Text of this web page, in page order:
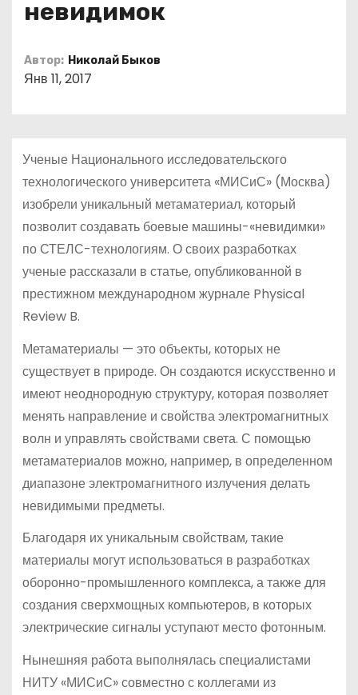
невидимок
Автор: Николай Быков
Янв 11, 2017
Ученые Национального исследовательского
технологического университета «МИСиС» (Москва)
изобрели уникальный метаматериал, который
позволит создавать боевые машины-«невидимки»
по СТЕЛС-технологиям. О своих разработках
ученые рассказали в статье, опубликованной в
престижном международном журнале Physical
Review B.
Метаматериалы — это объекты, которых не
существует в природе. Он создаются искусственно и
имеют неоднородную структуру, которая позволяет
менять направление и свойства электромагнитных
волн и управлять свойствами света. С помощью
метаматериалов можно, например, в определенном
диапазоне электромагнитного излучения делать
невидимыми предметы.
Благодаря их уникальным свойствам, такие
материалы могут использоваться в разработках
оборонно-промышленного комплекса, а также для
создания сверхмощных компьютеров, в которых
электрические сигналы уступают место фотонным.
Нынешняя работа выполнялась специалистами
НИТУ «МИСиС» совместно с коллегами из